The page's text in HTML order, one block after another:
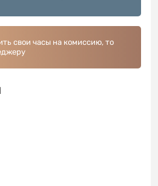
свои часы на комиссию, то